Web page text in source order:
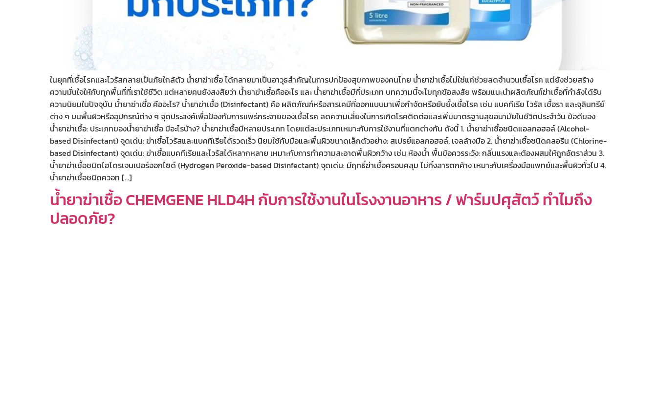
ในยุคที่เชื้อโรคและไวรัสกลายเป็นภัยใกล้ตัว น้ำยาฆ่าเชื้อ ได้กลายมาเป็นอาวุธสำคัญในการปกป้องสุขภาพของคนไทย น้ำยาฆ่าเชื้อไม่ใช่แค่ช่วยลดจำนวนเชื้อโรค แต่ยังช่วยสร้าง
ความมั่นใจให้กับทุกพื้นที่ที่เราใช้ชีวิต แต่หลายคนยังสงสัยว่า น้ำยาฆ่าเชื้อคืออะไร และ น้ำยาฆ่าเชื้อมีกี่ประเภท บทความนี้จะไขทุกข้อสงสัย พร้อมแนะนำผลิตภัณฑ์ฆ่าเชื้อที่กำลังได้รับ
ความนิยมในปัจจุบัน น้ำยาฆ่าเชื้อ คืออะไร? น้ำยาฆ่าเชื้อ (Disinfectant) คือ ผลิตภัณฑ์หรือสารเคมีที่ออกแบบมาเพื่อกำจัดหรือยับยั้งเชื้อโรค เช่น แบคทีเรีย ไวรัส เชื้อรา และจุลินทรีย์
ต่าง ๆ บนพื้นผิวหรืออุปกรณ์ต่าง ๆ จุดประสงค์เพื่อป้องกันการแพร่กระจายของเชื้อโรค ลดความเสี่ยงในการเกิดโรคติดต่อและเพิ่มมาตรฐานสุขอนามัยในชีวิตประจำวัน ข้อดีของ
น้ำยาฆ่าเชื้อ: ประเภทของน้ำยาฆ่าเชื้อ มีอะไรบ้าง? น้ำยาฆ่าเชื้อมีหลายประเภท โดยแต่ละประเภทเหมาะกับการใช้งานที่แตกต่างกัน ดังนี้ 1. น้ำยาฆ่าเชื้อชนิดแอลกอฮอล์ (Alcohol-
based Disinfectant) จุดเด่น: ฆ่าเชื้อไวรัสและแบคทีเรียได้รวดเร็ว นิยมใช้กับมือและพื้นผิวขนาดเล็กตัวอย่าง: สเปรย์แอลกอฮอล์, เจลล้างมือ 2. น้ำยาฆ่าเชื้อชนิดคลอรีน (Chlorine-
based Disinfectant) จุดเด่น: ฆ่าเชื้อแบคทีเรียและไวรัสได้หลากหลาย เหมาะกับการทำความสะอาดพื้นผิวกว้าง เช่น ห้องน้ำ พื้นข้อควรระวัง: กลิ่นแรงและต้องผสมให้ถูกอัตราส่วน 3.
น้ำยาฆ่าเชื้อชนิดไฮโดรเจนเปอร์ออกไซด์ (Hydrogen Peroxide-based Disinfectant) จุดเด่น: มีฤทธิ์ฆ่าเชื้อครอบคลุม ไม่ทิ้งสารตกค้าง เหมาะกับเครื่องมือแพทย์และพื้นผิวทั่วไป 4.
น้ำยาฆ่าเชื้อชนิดควอท […]
น้ำยาฆ่าเชื้อ CHEMGENE HLD4H กับการใช้งานในโรงงานอาหาร / ฟาร์มปศุสัตว์ ทำไมถึง
ปลอดภัย?